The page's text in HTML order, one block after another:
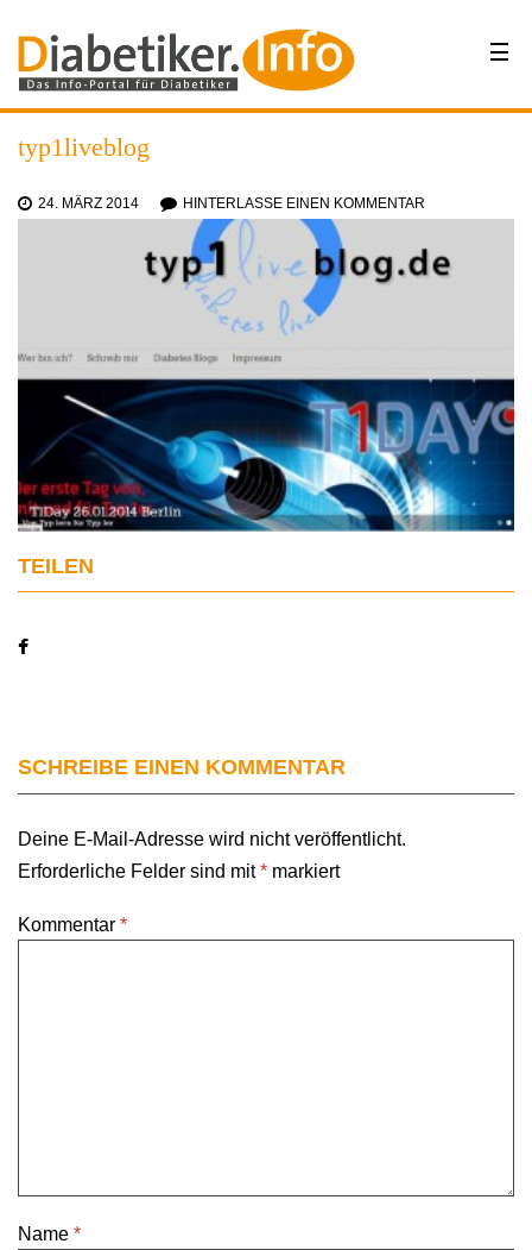
typ1liveblog
24. MÄRZ 2014 HINTERLASSE EINEN KOMMENTAR
TEILEN
SCHREIBE EINEN KOMMENTAR
Deine E-Mail-Adresse wird nicht veröffentlicht.
Erforderliche Felder sind mit* markiert
Kommentar *
Name *